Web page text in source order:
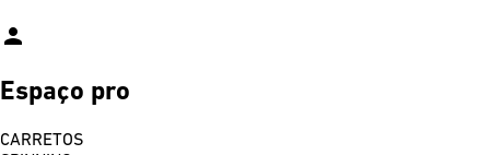
person
Espaço pro
CARRETOS